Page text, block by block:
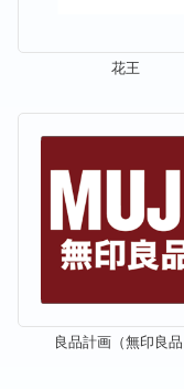
花王
良品計画（無印良品